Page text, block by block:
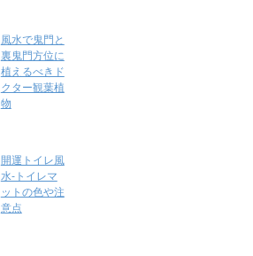
風水で鬼門と
裏鬼門方位に
植えるべきド
クター観葉植
物
開運トイレ風
水-トイレマ
ットの色や注
意点